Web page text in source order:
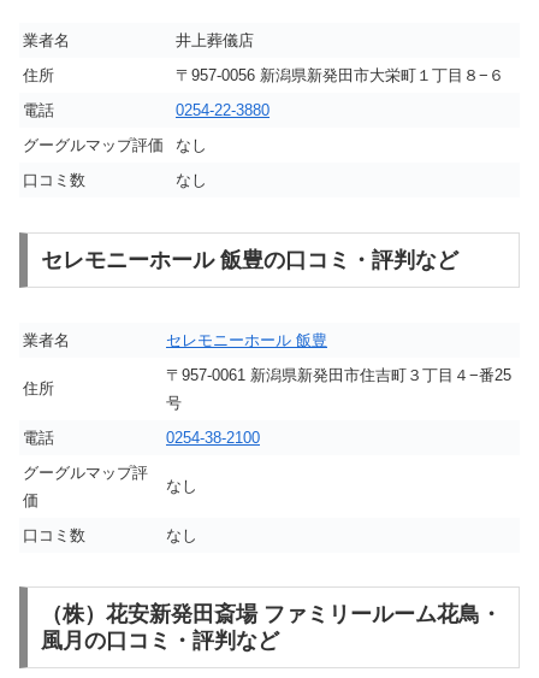
業者名
井上葬儀店
住所
〒957-0056 新潟県新発田市大栄町１丁目８−６
電話
0254-22-3880
グーグルマップ評価
なし
口コミ数
なし
セレモニーホール 飯豊の口コミ・評判など
業者名 セレモニーホール 飯豊
住所
〒957-0061 新潟県新発田市住吉町３丁目４−番25
号
電話
0254-38-2100
グーグルマップ評
価
なし
口コミ数 なし
（株）花安新発田斎場 ファミリールーム花鳥・
風月の口コミ・評判など